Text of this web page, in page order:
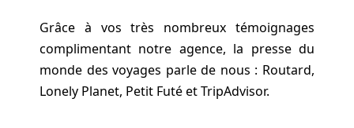
Grâce à vos très nombreux témoignages
complimentant notre agence, la presse du
monde des voyages parle de nous : Routard,
Lonely Planet, Petit Futé et TripAdvisor.